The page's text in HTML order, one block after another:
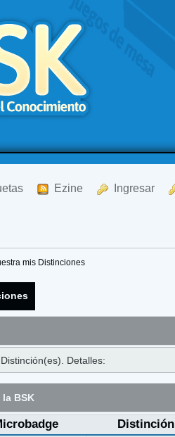
Ezine Ingresar
mis Distinciones
Detalles:
BSK
Distinción